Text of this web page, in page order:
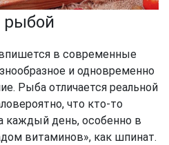
рыбой
в современные
и одновременно
Рыба отличается реальной
что кто-то
каждый день, особенно в
витаминов», как шпинат.